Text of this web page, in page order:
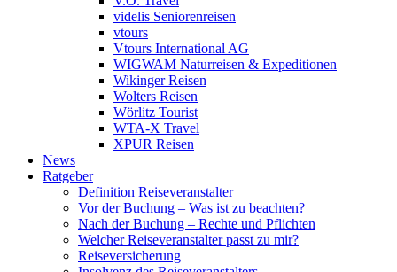
videlis Seniorenreisen
vtours
Vtours International AG
WIGWAM Naturreisen & Expeditionen
Wikinger Reisen
Wolters Reisen
Wörlitz Tourist
WTA-X Travel
XPUR Reisen
News
Ratgeber
Definition Reiseveranstalter
Vor der Buchung – Was ist zu beachten?
Nach der Buchung – Rechte und Pflichten
Welcher Reiseveranstalter passt zu mir?
Reiseversicherung